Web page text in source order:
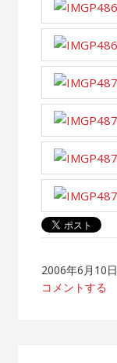
2006年6月10日
コメントする